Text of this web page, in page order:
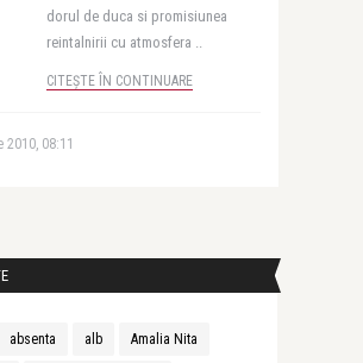
dorul de duca si promisiunea
reintalnirii cu atmosfera ..
CITEȘTE ÎN CONTINUARE
08:11
absenta alb Amalia Nita